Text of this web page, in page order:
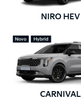
NIRO HEV
CARNIVAL